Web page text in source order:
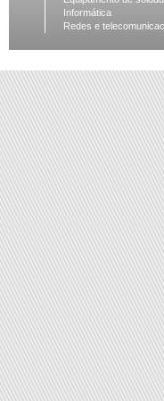
Informática
Redes e